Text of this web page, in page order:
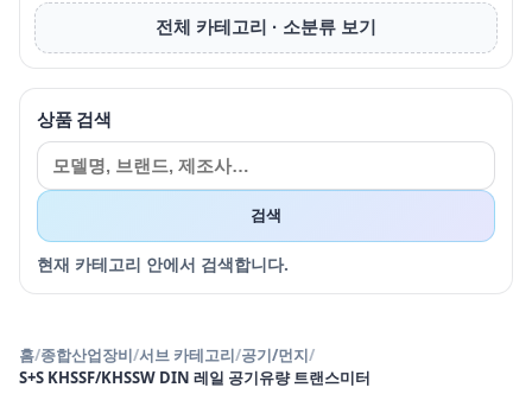
전체 카테고리 · 소분류 보기
상품 검색
검색
현재 카테고리 안에서 검색합니다.
홈/종합산업장비/서브 카테고리/공기/먼지/
S+S KHSSF/KHSSW DIN 레일 공기유량 트랜스미터